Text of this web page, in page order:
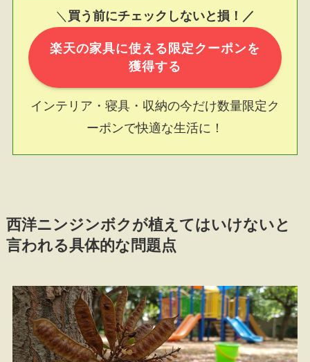
＼ 買う前にチェックしないと損！／
楽天の家具に使える限定クーポンを
獲得する
インテリア・寝具・収納の今だけ数量限定ク
ーポンで快適な生活に！
西洋ニンジンボクが植えてはいけないと
言われる具体的な問題点